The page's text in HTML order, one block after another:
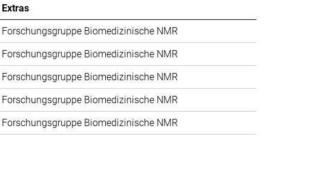
Extras
Forschungsgruppe Biomedizinische NMR
Forschungsgruppe Biomedizinische NMR
Forschungsgruppe Biomedizinische NMR
Forschungsgruppe Biomedizinische NMR
Forschungsgruppe Biomedizinische NMR